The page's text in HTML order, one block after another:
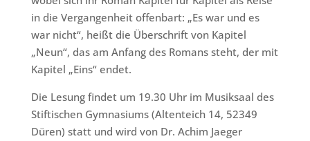
in die Vergangenheit offenbart: „Es war und es
war nicht“, heißt die Überschrift von Kapitel
„Neun“, das am Anfang des Romans steht, der mit
Kapitel „Eins“ endet.
Die Lesung findet um 19.30 Uhr im Musiksaal des
Stiftischen Gymnasiums (Altenteich 14, 52349
Düren) statt und wird von Dr. Achim Jaeger